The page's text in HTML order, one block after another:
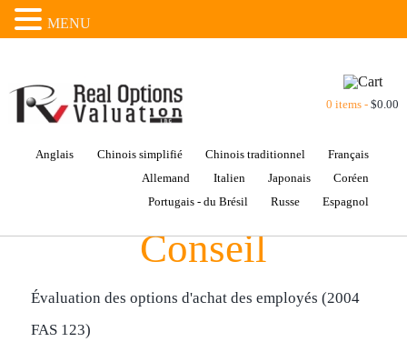
0 items -$0.00
Anglais Chinois simplifié Chinois traditionnel
Français
Allemand
Italien Japonais
Coréen
Portugais - du Brésil
Russe Espagnol
Conseil
Évaluation des options d'achat des employés (2004
FAS 123)
MENU